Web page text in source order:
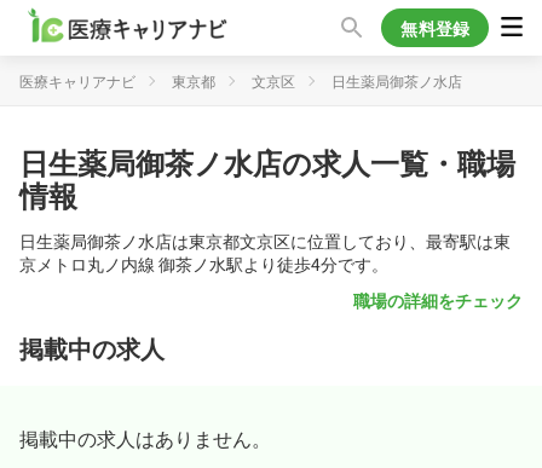
無料登録
医療キャリアナビ 東京都 文京区 日生薬局御茶ノ水店
日生薬局御茶ノ水店の求人一覧・職場
情報
日生薬局御茶ノ水店は東京都文京区に位置しており、最寄駅は東
京メトロ丸ノ内線 御茶ノ水駅より徒歩4分です。
職場の詳細をチェック
掲載中の求人
掲載中の求人はありません。